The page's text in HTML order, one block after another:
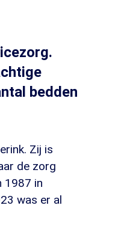
bedden
Zij is
de zorg
1987 in
was er al